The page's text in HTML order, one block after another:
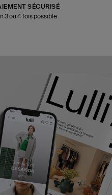
SÉCURISÉ
3 ou 4 fois possible